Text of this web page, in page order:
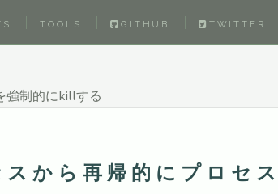
TOOLS GITHUB TWITTER
強制的にkillする
ら再帰的にプロセス